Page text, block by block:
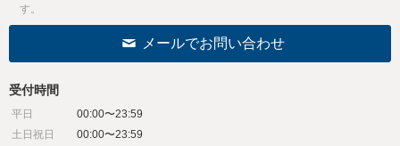
す。
メールでお問い合わせ
受付時間
平日
00:00〜23:59
土日祝日
00:00〜23:59